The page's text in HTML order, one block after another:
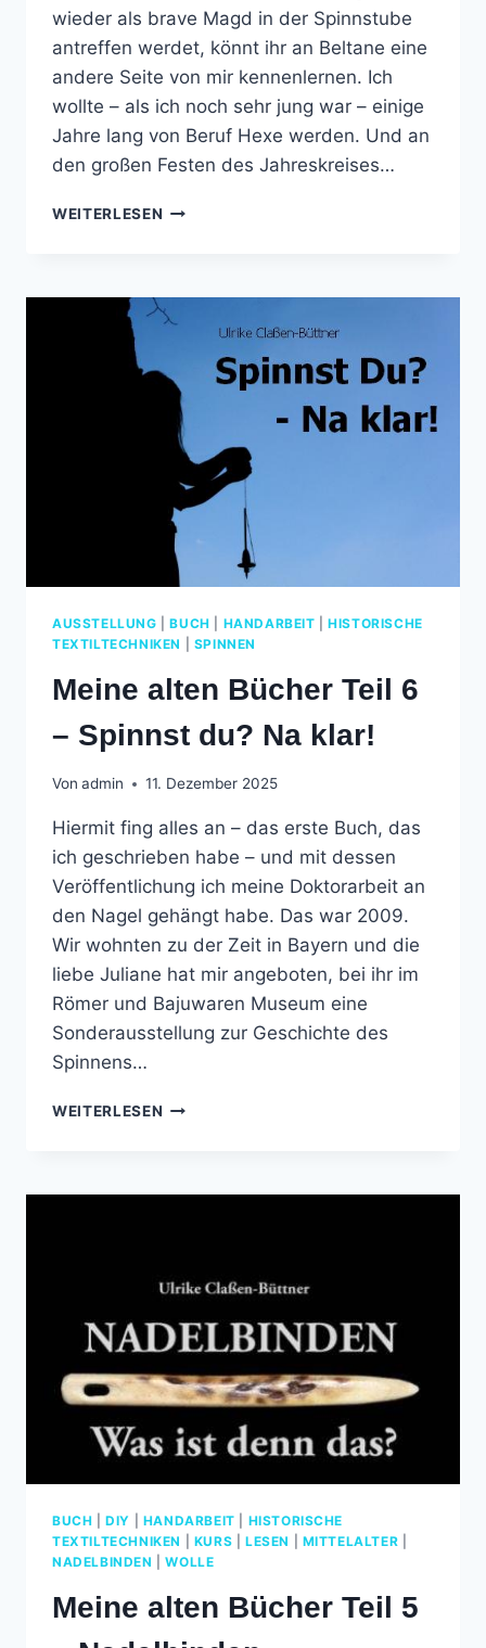
wieder als brave Magd in der Spinnstube
antreffen werdet, könnt ihr an Beltane eine
andere Seite von mir kennenlernen. Ich
wollte – als ich noch sehr jung war – einige
Jahre lang von Beruf Hexe werden. Und an
den großen Festen des Jahreskreises…
WEITERLESEN DIE
AUF
SCHLOSS
AUSSTELLUNG |BUCH HANDARBEIT |HISTORISCHE
TEXTILTECHNIKEN
SPINNEN
Meine alten Bücher Teil 6
– Spinnst du? Na klar!
Von admin 11. Dezember 2025
Hiermit fing alles an – das erste Buch, das
ich geschrieben habe – und mit dessen
Veröffentlichung ich meine Doktorarbeit an
den Nagel gehängt habe. Das war 2009.
Wir wohnten zu der Zeit in Bayern und die
liebe Juliane hat mir angeboten, bei ihr im
Römer und Bajuwaren Museum eine
Sonderausstellung zur Geschichte des
Spinnens…
WEITERLESEN MEINE
6
NA
BUCH |DIY HANDARBEIT
HISTORISCHE
TEXTILTECHNIKEN
KURS LESEN MITTELALTER
NADELBINDEN
|WOLLE
Meine alten Bücher Teil 5